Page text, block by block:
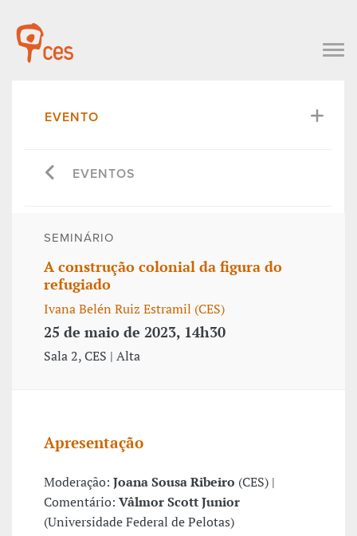
EVENTO
EVENTOS
SEMINÁRIO
A construção colonial da figura do
refugiado
Ivana Belén Ruiz Estramil (CES)
25 de maio de 2023, 14h30
Sala 2, CES | Alta
Apresentação
Moderação: Joana Sousa Ribeiro (CES) |
Comentário: Vâlmor Scott Junior
(Universidade Federal de Pelotas)